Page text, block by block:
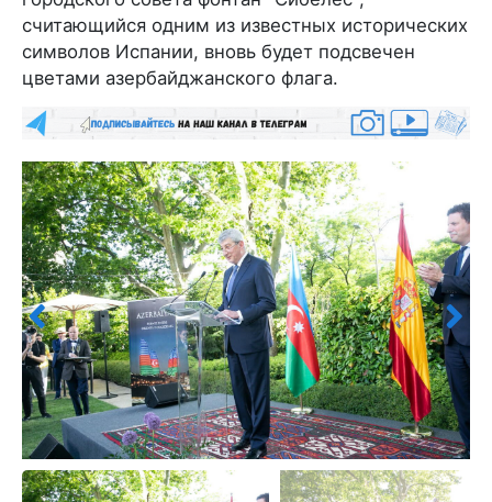
считающийся одним из известных исторических
символов Испании, вновь будет подсвечен
цветами азербайджанского флага.